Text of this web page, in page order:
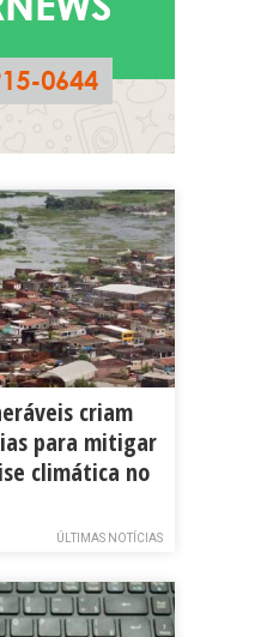
criam
para mitigar
climática no
ÚLTIMAS NOTÍCIAS